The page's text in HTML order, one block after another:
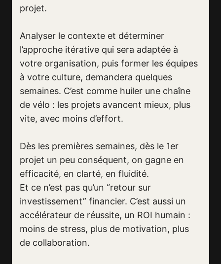
projet.
Analyser le contexte et déterminer
l’approche itérative qui sera adaptée à
votre organisation, puis former les équipes
à votre culture, demandera quelques
semaines. C’est comme huiler une chaîne
de vélo : les projets avancent mieux, plus
vite, avec moins d’effort.
Dès les premières semaines, dès le 1er
projet un peu conséquent, on gagne en
efficacité, en clarté, en fluidité.
Et ce n’est pas qu’un “retour sur
investissement” financier. C’est aussi un
accélérateur de réussite, un ROI humain :
moins de stress, plus de motivation, plus
de collaboration.